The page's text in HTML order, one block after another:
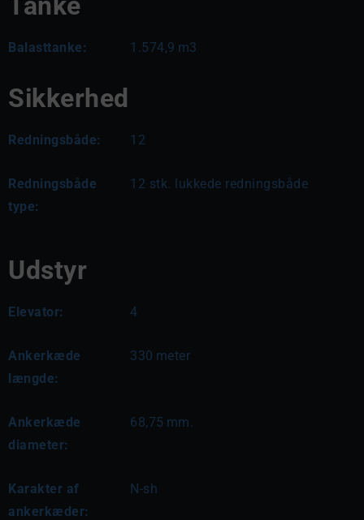
Balasttanke: 1.574,9 m3
Sikkerhed
Redningsbåde: 12
Redningsbåde
type:
12 stk. lukkede redningsbåde
Udstyr
Elevator: 4
Ankerkæde
længde:
330 meter
Ankerkæde
diameter:
68,75 mm.
Karakter af
ankerkæder:
N-sh